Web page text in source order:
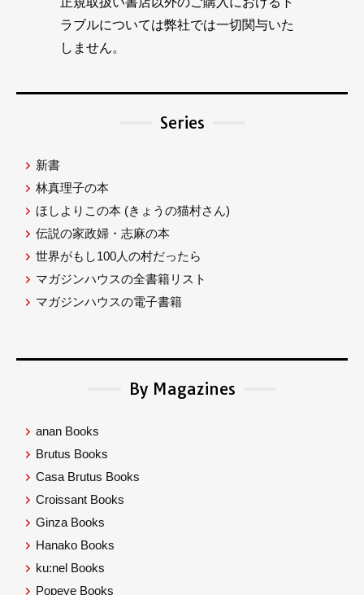
ラブルについては弊社では一切関与いた
しません。
Series
新書
林真理子の本
ほしよりこの本 (きょうの猫村さん)
伝説の家政婦・志麻の本
世界がもし100人の村だったら
マガジンハウスの全書籍リスト
マガジンハウスの電子書籍
By Magazines
anan Books
Brutus Books
Casa Brutus Books
Croissant Books
Ginza Books
Hanako Books
ku:nel Books
Popeye Books